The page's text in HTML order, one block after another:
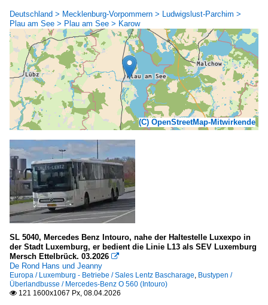
Deutschland > Mecklenburg-Vorpommern > Ludwigslust-Parchim >
Plau am See > Plau am See > Karow
(C) OpenStreetMap-Mitwirkende
SL 5040, Mercedes Benz Intouro, nahe der Haltestelle Luxexpo in
der Stadt Luxemburg, er bedient die Linie L13 als SEV Luxemburg
Mersch Ettelbrück. 03.2026 
De Rond Hans und Jeanny
Europa / Luxemburg - Betriebe / Sales Lentz Bascharage, Bustypen /
Überlandbusse / Mercedes-Benz O 560 (Intouro)
 121 1600x1067 Px, 08.04.2026